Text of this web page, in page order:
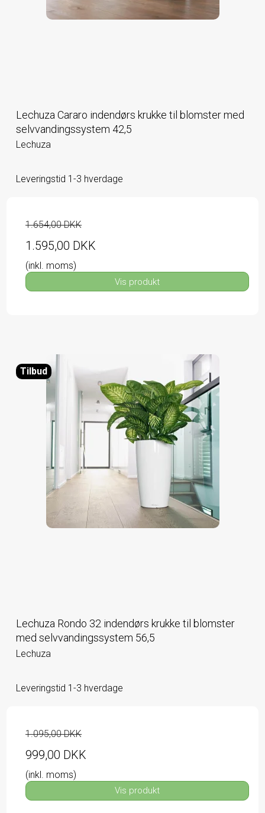
Lechuza Cararo indendørs krukke til blomster med
selvvandingssystem 42,5
Lechuza
Leveringstid 1-3 hverdage
1.654,00 DKK
1.595,00 DKK
(inkl. moms)
Vis produkt
Tilbud
Lechuza Rondo 32 indendørs krukke til blomster
med selvvandingssystem 56,5
Lechuza
Leveringstid 1-3 hverdage
1.095,00 DKK
999,00 DKK
(inkl. moms)
Vis produkt